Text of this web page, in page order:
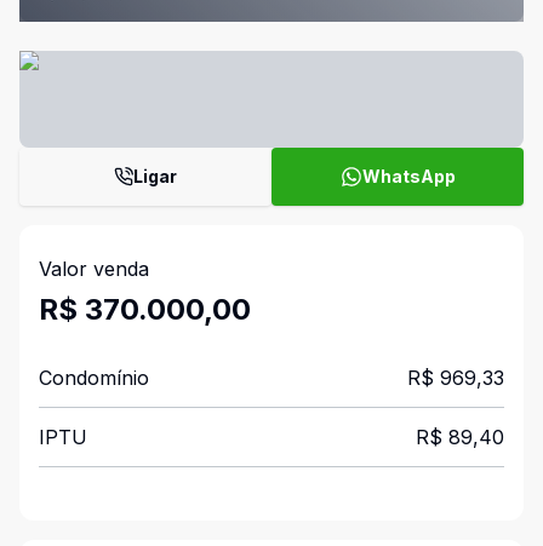
Ligar WhatsApp
Valor venda
R$ 370.000,00
Condomínio R$ 969,33
IPTU R$ 89,40